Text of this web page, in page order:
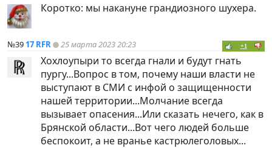
Коротко: мы накануне грандиозного шухера.
№39 17 RFR 25 марта 2023 20:23 +1
Хохлоупыри то всегда гнали и будут гнать
пургу...Вопрос в том, почему наши власти не
выступают в СМИ с инфой о защищенности
нашей территории...Молчание всегда
вызывает опасения...Или сказать нечего, как в
Брянской области...Вот чего людей больше
беспокоит, а не вранье кастрюлеголовых...